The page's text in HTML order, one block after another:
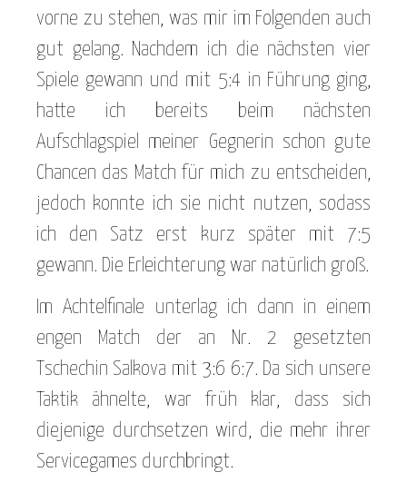
vorne zu stehen, was mir im Folgenden auch
gut gelang. Nachdem ich die nächsten vier
Spiele gewann und mit 5:4 in Führung ging,
hatte ich bereits beim nächsten
Aufschlagspiel meiner Gegnerin schon gute
Chancen das Match für mich zu entscheiden,
jedoch konnte ich sie nicht nutzen, sodass
ich den Satz erst kurz später mit 7:5
gewann. Die Erleichterung war natürlich groß.
Im Achtelfinale unterlag ich dann in einem
engen Match der an Nr. 2 gesetzten
Tschechin Salkova mit 3:6 6:7. Da sich unsere
Taktik ähnelte, war früh klar, dass sich
diejenige durchsetzen wird, die mehr ihrer
Servicegames durchbringt.